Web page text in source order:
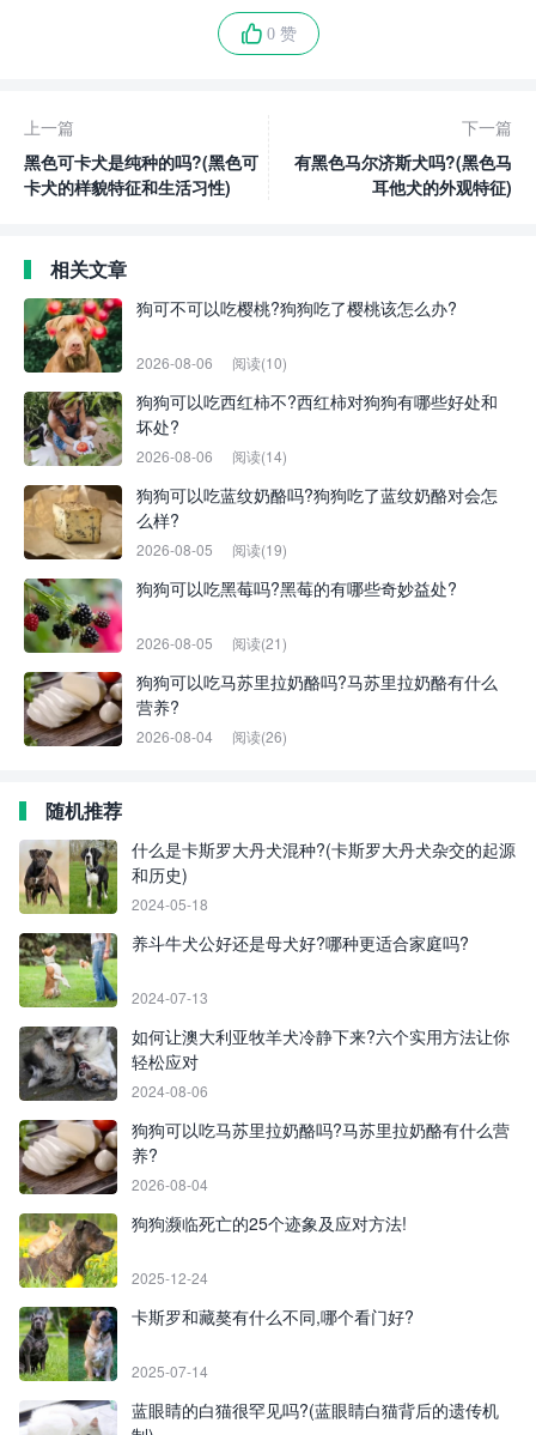
0 赞
上一篇
黑色可​​卡犬是纯种的吗?(黑色可​​
卡犬的样貌特征和生活习性)
下一篇
有黑色马尔济斯犬吗?(黑色马
耳他犬的外观特征)
相关文章
狗可不可以吃樱桃?狗狗吃了樱桃该怎么办?
2026-08-06 阅读(10)
狗狗可以吃西红柿不?西红柿对狗狗有哪些好处和
坏处?
2026-08-06 阅读(14)
狗狗可以吃蓝纹奶酪吗?狗狗吃了蓝纹奶酪对会怎
么样?
2026-08-05 阅读(19)
狗狗可以吃黑莓吗?黑莓的有哪些奇妙益处?
2026-08-05 阅读(21)
狗狗可以吃马苏里拉奶酪吗?马苏里拉奶酪有什么
营养?
2026-08-04 阅读(26)
随机推荐
什么是卡斯罗大丹犬混种?(卡斯罗大丹犬杂交的起源
和历史)
2024-05-18
养斗牛犬公好还是母犬好?哪种更适合家庭吗?
2024-07-13
如何让澳大利亚牧羊犬冷静下来?六个实用方法让你
轻松应对
2024-08-06
狗狗可以吃马苏里拉奶酪吗?马苏里拉奶酪有什么营
养?
2026-08-04
狗狗濒临死亡的25个迹象及应对方法!
2025-12-24
卡斯罗和藏獒有什么不同,哪个看门好?
2025-07-14
蓝眼睛的白猫很罕见吗?(蓝眼睛白猫背后的遗传机